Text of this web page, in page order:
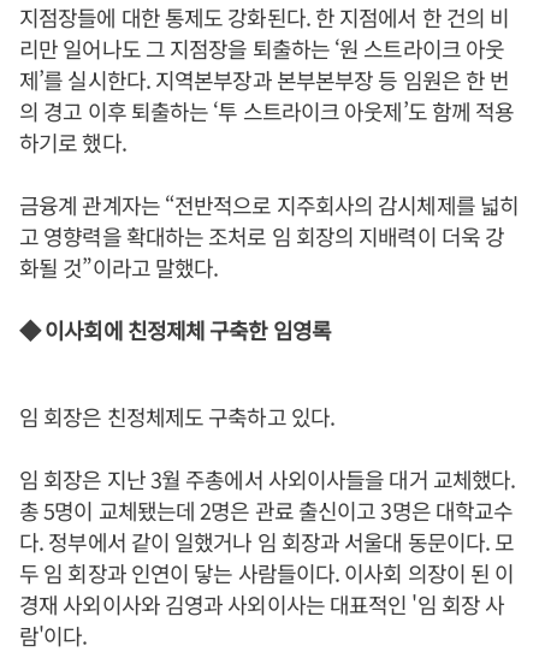
지점장들에 대한 통제도 강화된다. 한 지점에서 한 건의 비
리만 일어나도 그 지점장을 퇴출하는 ‘원 스트라이크 아웃
제’를 실시한다. 지역본부장과 본부본부장 등 임원은 한 번
의 경고 이후 퇴출하는 ‘투 스트라이크 아웃제’도 함께 적용
하기로 했다.
금융계 관계자는 “전반적으로 지주회사의 감시체제를 넓히
고 영향력을 확대하는 조처로 임 회장의 지배력이 더욱 강
화될 것”이라고 말했다.
◆ 이사회에 친정제체 구축한 임영록
임 회장은 친정체제도 구축하고 있다.
임 회장은 지난 3월 주총에서 사외이사들을 대거 교체했다.
총 5명이 교체됐는데 2명은 관료 출신이고 3명은 대학교수
다. 정부에서 같이 일했거나 임 회장과 서울대 동문이다. 모
두 임 회장과 인연이 닿는 사람들이다. 이사회 의장이 된 이
경재 사외이사와 김영과 사외이사는 대표적인 '임 회장 사
람'이다.